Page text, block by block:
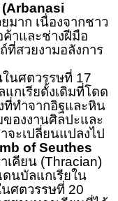
มาก เนื่องจากชาว
าและช่างฝีมือ
ที่สวยงามอลังการ
นศตวรรษที่ 17
กเรียดั้งเดิมที่โดด
ที่ทำจากอิฐและหิน
องงานศิลปะและ
จะเปลี่ยนแปลงไป
of Seuthes
เคียน (Thracian)
นบัลแกเรียใน
ศตวรรษที่ 20